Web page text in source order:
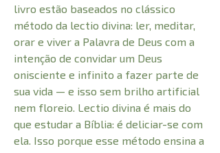
livro estão baseados no clássico
método da lectio divina: ler, meditar,
orar e viver a Palavra de Deus com a
intenção de convidar um Deus
onisciente e infinito a fazer parte de
sua vida — e isso sem brilho artificial
nem floreio. Lectio divina é mais do
que estudar a Bíblia: é deliciar-se com
ela. Isso porque esse método ensina a